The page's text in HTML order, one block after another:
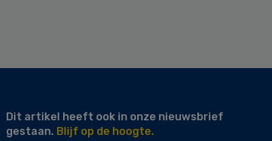
Dit artikel heeft ook in onze nieuwsbrief
gestaan. Blijf op de hoogte.